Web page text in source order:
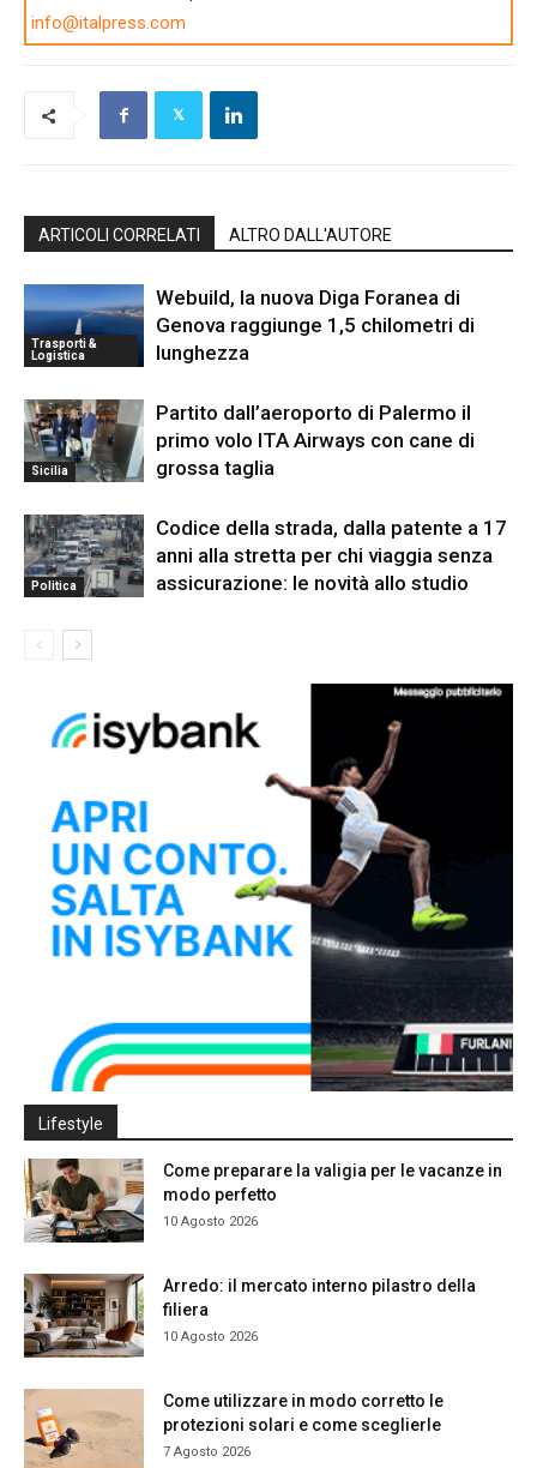
info@italpress.com
ARTICOLI CORRELATI ALTRO DALL'AUTORE
Trasporti &
Logistica
Webuild, la nuova Diga Foranea di
Genova raggiunge 1,5 chilometri di
lunghezza
Sicilia
Partito dall’aeroporto di Palermo il
primo volo ITA Airways con cane di
grossa taglia
Politica
Codice della strada, dalla patente a 17
anni alla stretta per chi viaggia senza
assicurazione: le novità allo studio
Lifestyle
Come preparare la valigia per le vacanze in
modo perfetto
10 Agosto 2026
Arredo: il mercato interno pilastro della
filiera
10 Agosto 2026
Come utilizzare in modo corretto le
protezioni solari e come sceglierle
7 Agosto 2026